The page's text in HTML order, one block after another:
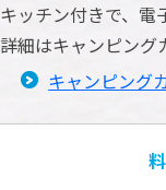
キッチン付きで、電
詳細はキャンピング
キャンピング